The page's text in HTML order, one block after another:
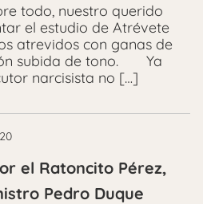
todo, nuestro querido
el estudio de Atrévete
atrevidos con ganas de
subida de tono. Ya
narcisista no […]
el Ratoncito Pérez,
Pedro Duque